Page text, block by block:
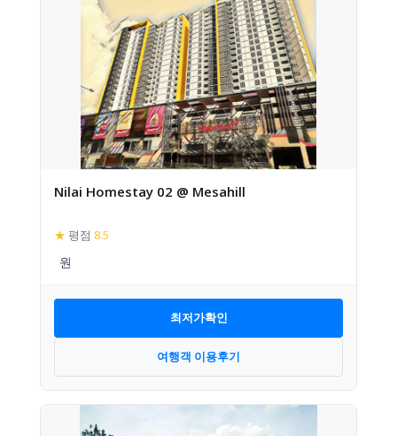
Nilai Homestay 02 @ Mesahill
★ 평점 8.5
최저가확인
여행객 이용후기